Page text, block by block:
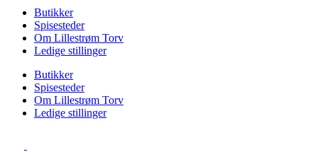
Butikker
Spisesteder
Om Lillestrøm Torv
Ledige stillinger
Butikker
Spisesteder
Om Lillestrøm Torv
Ledige stillinger